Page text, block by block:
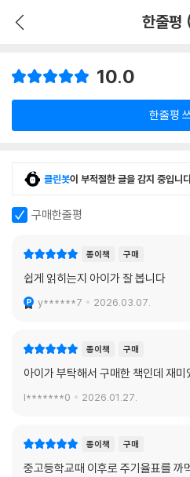
한줄
10.0
한줄평
클린봇이 부적절한 글을 감지 중입니
구매한줄평
종이책 구매
쉽게 읽히는지 아이가 잘 봅니다
y******7 2026.03.07.
종이책 구매
아이가 부탁해서 구매한 책인데 재
l*******0 2026.01.27.
종이책 구매
중고등학교때 이후로 주기율표를 까